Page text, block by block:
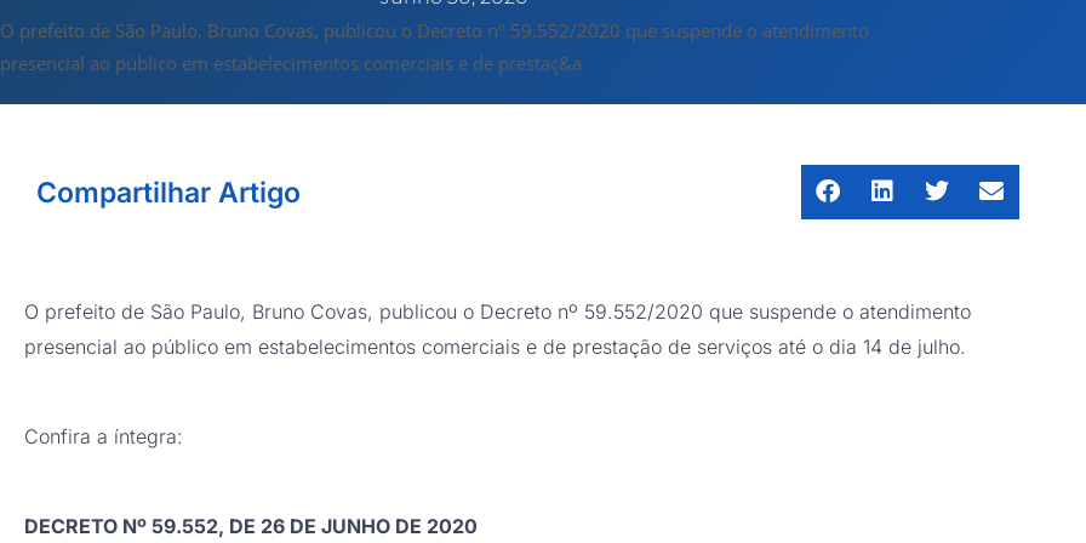
O prefeito de São Paulo, Bruno Covas, publicou o Decreto nº 59.552/2020 que suspende o atendimento
presencial ao público em estabelecimentos comerciais e de prestaç&a
Compartilhar Artigo
O prefeito de São Paulo, Bruno Covas, publicou o Decreto nº 59.552/2020 que suspende o atendimento
presencial ao público em estabelecimentos comerciais e de prestação de serviços até o dia 14 de julho.
Confira a íntegra:
DECRETO Nº 59.552, DE 26 DE JUNHO DE 2020